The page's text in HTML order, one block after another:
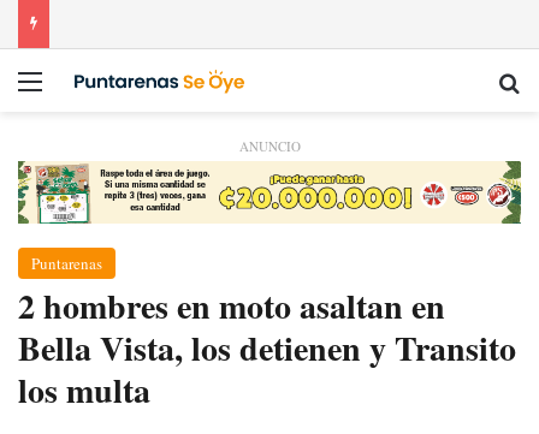
Menú
ANUNCIO
Puntarenas
2 hombres en moto asaltan en
Bella Vista, los detienen y Transito
los multa